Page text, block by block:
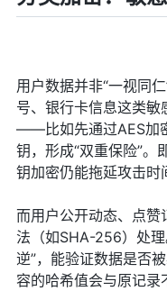
用户数据并非“一视同
号、银行卡信息这类
——比如先通过AES加
钥，形成“双重保险”。
钥加密仍能拖延攻击时
而用户公开动态、点赞
法（如SHA-256）处
逆”，能验证数据是否
容的哈希值会与原记